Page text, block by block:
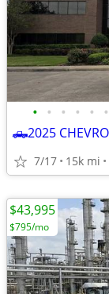
• • • • • •
7/17 15k mi
$43,995
$795/mo